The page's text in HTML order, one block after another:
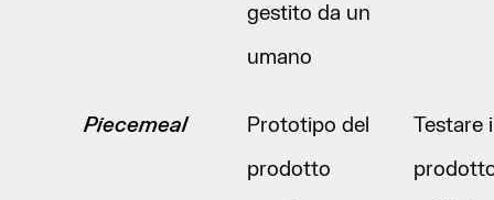
gestito da un
umano
Piecemeal
Prototipo del
prodotto
Testare